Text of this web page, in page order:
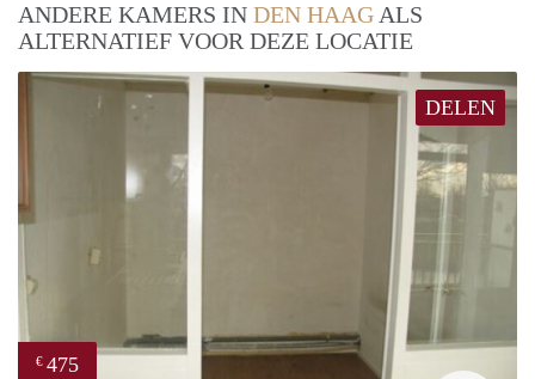
ANDERE KAMERS IN DEN HAAG ALS
ALTERNATIEF VOOR DEZE LOCATIE
DELEN
€ 475